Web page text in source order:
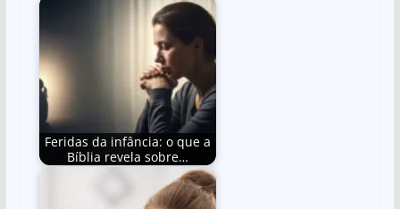
Feridas da infância: o que a
Bíblia revela sobre…